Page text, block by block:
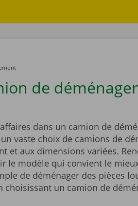
de
dans un camion de
vaste choix de camions de
et aux dimensions variées.
le modèle qui convient le
de déménager des pièces
choisissant un camion de